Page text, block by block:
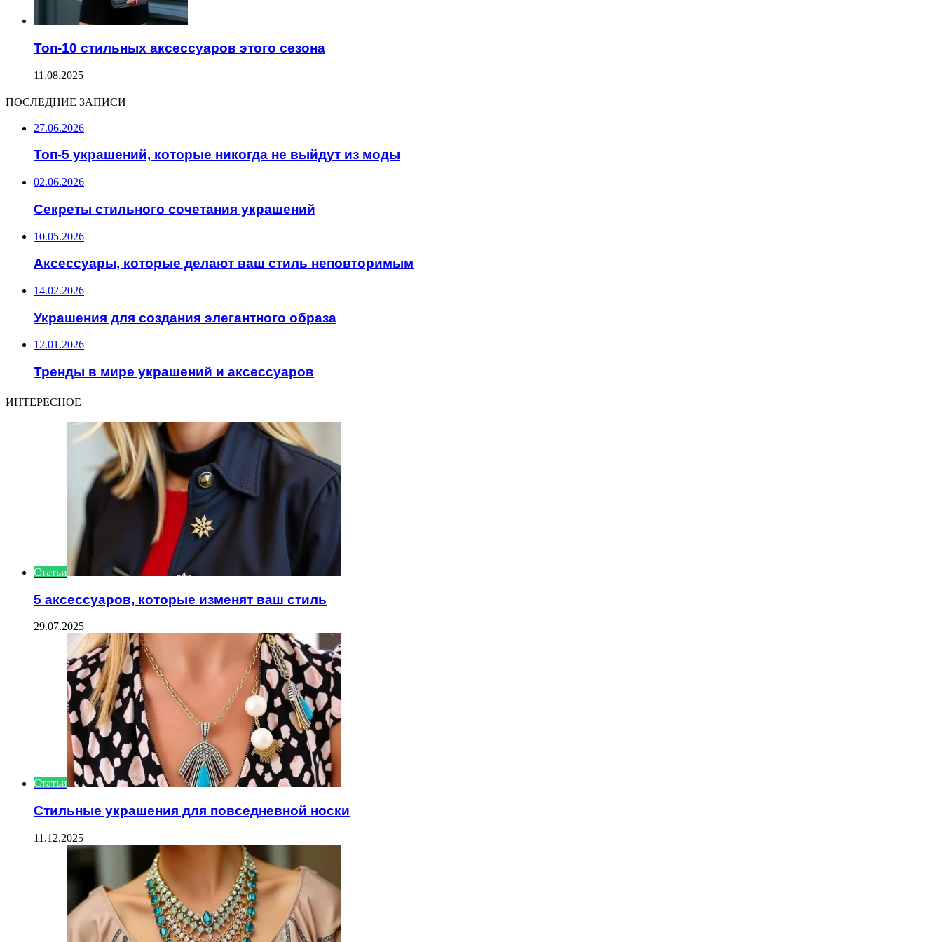
Топ-10 стильных аксессуаров этого сезона
11.08.2025
ПОСЛЕДНИЕ ЗАПИСИ
27.06.2026
Топ-5 украшений, которые никогда не выйдут из моды
02.06.2026
Секреты стильного сочетания украшений
10.05.2026
Аксессуары, которые делают ваш стиль неповторимым
14.02.2026
Украшения для создания элегантного образа
12.01.2026
Тренды в мире украшений и аксессуаров
ИНТЕРЕСНОЕ
Статьи
5 аксессуаров, которые изменят ваш стиль
29.07.2025
Статьи
Стильные украшения для повседневной носки
11.12.2025